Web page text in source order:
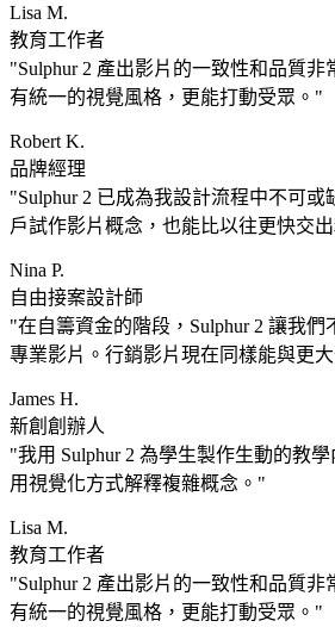
Lisa M.
教育工作者
Sulphur 2 產出影片的一致性和品質
有統一的視覺風格，更能打動受眾。
Robert K.
品牌經理
Sulphur 2 已成為我設計流程中不可
戶試作影片概念，也能比以往更快交出
Nina P.
自由接案設計師
在自籌資金的階段，Sulphur 2 讓我
專業影片。行銷影片現在同樣能與更大
James H.
新創創辦人
我用 Sulphur 2 為學生製作生動的教
用視覺化方式解釋複雜概念。
Lisa M.
教育工作者
Sulphur 2 產出影片的一致性和品質
有統一的視覺風格，更能打動受眾。